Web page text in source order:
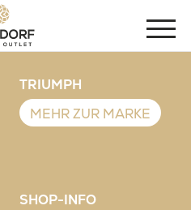
TRIUMPH
MEHR ZUR MARKE
SHOP-INFO